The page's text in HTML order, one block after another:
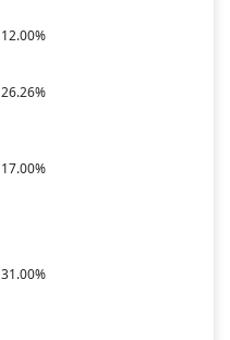
12.00%
26.26%
17.00%
31.00%